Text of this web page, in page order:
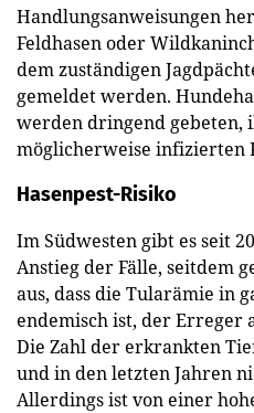
Handlungsanweisungen
Feldhasen oder
dem zuständigen
gemeldet werden.
werden dringend gebeten,
möglicherweise infizierten
Hasenpest-Risiko
Im Südwesten gibt es seit
Anstieg der Fälle, seitdem
aus, dass die Tularämie in
endemisch ist, der Erreger
Die Zahl der erkrankten
und in den letzten Jahren
Allerdings ist von einer